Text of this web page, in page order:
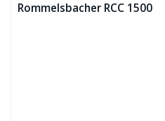
Rommelsbacher RCC 1500